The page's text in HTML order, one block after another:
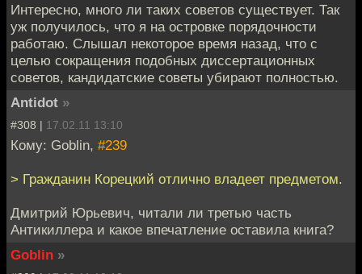
Интересно, много ли таких советов существует. Так
уж получилось, что я на островке порядочности
работаю. Слышал некоторое время назад, что с
целью сокращения подобных диссертационных
советов, кандидатские советы убирают полностью.
Antidot »
#308 | 17.02.11 13:10
Кому: Goblin, #239
> Гражданин Корецкий отлично владеет предметом.
Дмитрий Юрьевич, читали ли третью часть
Антикиллера и какое впечатление оставила книга?
Goblin »